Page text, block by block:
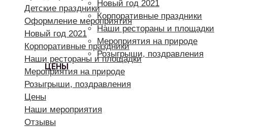
Новый год 2021
Корпоративные праздники
Наши рестораны и площадки
Мероприятия на природе
Розыгрыши, поздравления
ЦЕНЫ
Детские праздники
Оформление мероприятия
Новый год 2021
Корпоративные праздники
Наши рестораны и площадки
Мероприятия на природе
Розыгрыши, поздравления
Цены
Наши мероприятия
Отзывы